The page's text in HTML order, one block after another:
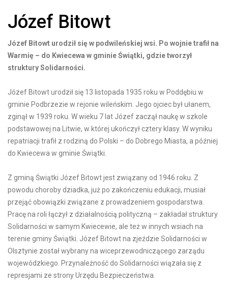
Józef Bitowt
Józef Bitowt urodził się w podwileńskiej wsi. Po wojnie trafił na
Warmię – do Kwiecewa w gminie Świątki, gdzie tworzył
struktury Solidarności.
Józef Bitowt urodził się 13 listopada 1935 roku w Poddębiu w
gminie Podbrzezie w rejonie wileńskim. Jego ojciec był ułanem,
zginął w 1939 roku. W wieku 7 lat Józef zaczął naukę w szkole
podstawowej na Litwie, w której ukończył cztery klasy. W wyniku
repatriacji trafił z rodziną do Polski – do Dobrego Miasta, a później
do Kwiecewa w gminie Świątki.
Z gminą Świątki Józef Bitowt jest związany od 1946 roku. Z
powodu choroby dziadka, już po zakończeniu edukacji, musiał
przejąć obowiązki związane z prowadzeniem gospodarstwa.
Pracę na roli łączył z działalnością polityczną – zakładał struktury
Solidarności w samym Kwiecewie, ale też w innych wsiach na
terenie gminy Świątki. Józef Bitowt na zjeździe Solidarności w
Olsztynie został wybrany na wiceprzewodniczącego zarządu
wojewódzkiego. Przynależność do Solidarności wiązała się z
represjami ze strony Urzędu Bezpieczeństwa.